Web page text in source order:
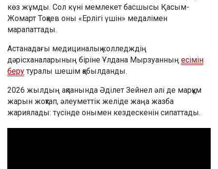
көз жұмды. Сол күні мемлекет басшысы Қасым-
Жомарт Тоқаев оны «Ерлігі үшін» медалімен
марапаттады.
Астанадағы медициналық колледждің
дәрісханаларының біріне Ұлдана Мырзуанның есімін
беру туралы шешім қабылданды.
2026 жылдың ақпанында Әділет Зейнел әлі де марқұм
жарын жоқтап, әлеуметтік желіде жаңа жазба
жариялады: түсінде онымен кездескенін сипаттады.